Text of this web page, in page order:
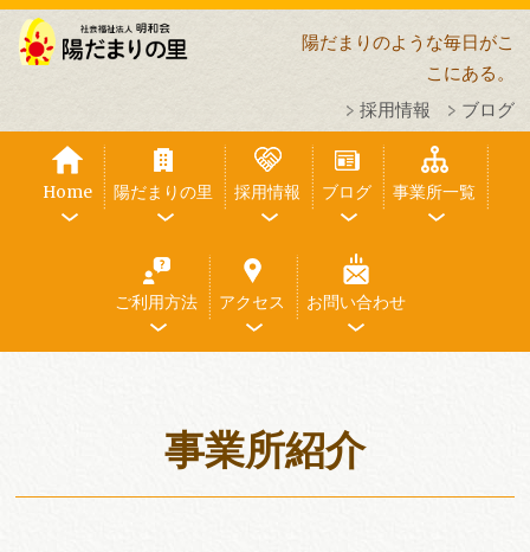
陽だまりのような毎日がこ
こにある。
採用情報
ブログ
Home 陽だまりの里 採用情報 ブログ 事業所一覧
ご利用方法 アクセス お問い合わせ
事業所紹介